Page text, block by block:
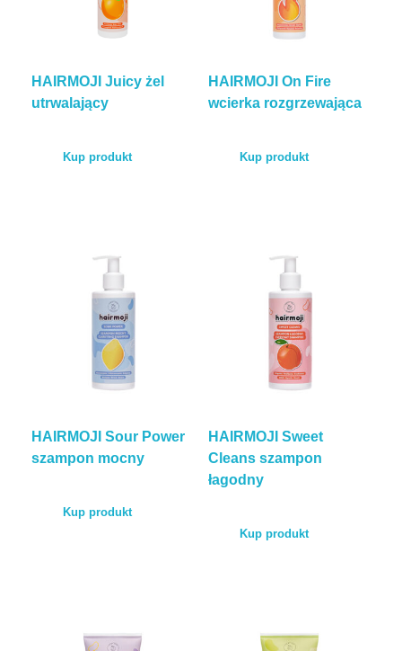
HAIRMOJI Juicy żel
utrwalający
Kup produkt
HAIRMOJI On Fire
wcierka rozgrzewająca
Kup produkt
HAIRMOJI Sour Power
szampon mocny
Kup produkt
HAIRMOJI Sweet
Cleans szampon
łagodny
Kup produkt